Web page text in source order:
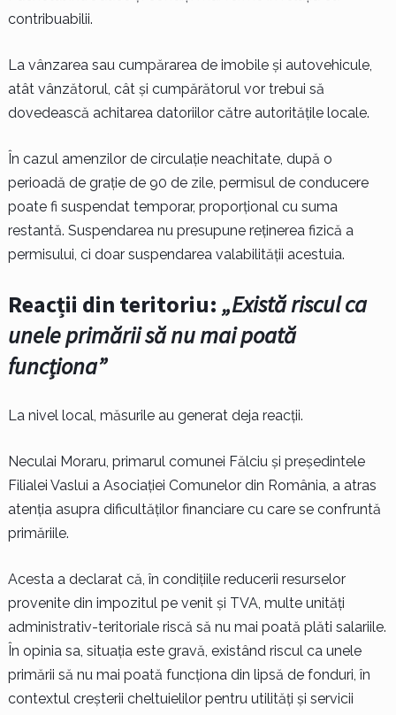
contribuabilii.
La vânzarea sau cumpărarea de imobile și autovehicule,
atât vânzătorul, cât și cumpărătorul vor trebui să
dovedească achitarea datoriilor către autoritățile locale.
În cazul amenzilor de circulație neachitate, după o
perioadă de grație de 90 de zile, permisul de conducere
poate fi suspendat temporar, proporțional cu suma
restantă. Suspendarea nu presupune reținerea fizică a
permisului, ci doar suspendarea valabilității acestuia.
Reacții din teritoriu: „Există riscul ca
unele primării să nu mai poată
funcționa”
La nivel local, măsurile au generat deja reacții.
Neculai Moraru, primarul comunei Fălciu și președintele
Filialei Vaslui a Asociației Comunelor din România, a atras
atenția asupra dificultăților financiare cu care se confruntă
primăriile.
Acesta a declarat că, în condițiile reducerii resurselor
provenite din impozitul pe venit și TVA, multe unități
administrativ-teritoriale riscă să nu mai poată plăti salariile.
În opinia sa, situația este gravă, existând riscul ca unele
primării să nu mai poată funcționa din lipsă de fonduri, în
contextul creșterii cheltuielilor pentru utilități și servicii